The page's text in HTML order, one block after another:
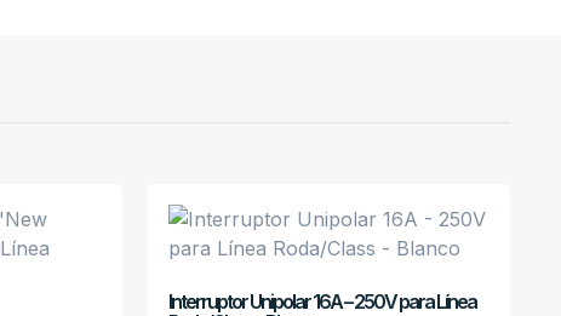
Interruptor Unipolar 16A – 250V para Línea